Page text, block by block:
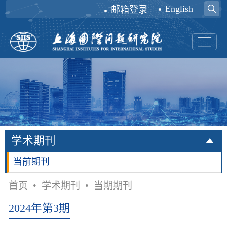
邮箱登录 English
学术期刊
当前期刊
首页 • 学术期刊 • 当期期刊
2024年第3期